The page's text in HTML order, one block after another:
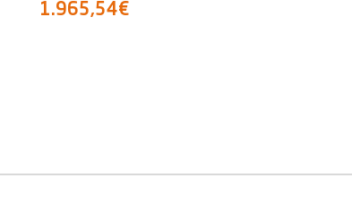
1.965,54€